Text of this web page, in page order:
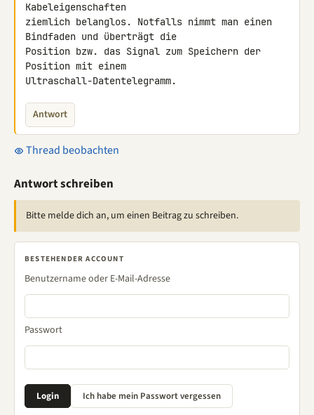
Kabeleigenschaften
ziemlich belanglos. Notfalls nimmt man einen
Bindfaden und überträgt die
Position bzw. das Signal zum Speichern der
Position mit einem
Ultraschall-Datentelegramm.
Antwort
Thread beobachten
Antwort schreiben
Bitte melde dich an, um einen Beitrag zu schreiben.
BESTEHENDER ACCOUNT
Benutzername oder E-Mail-Adresse
Passwort